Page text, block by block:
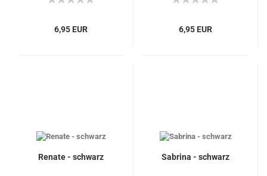
6,95 EUR 6,95 EUR
Renate - schwarz Sabrina - schwarz